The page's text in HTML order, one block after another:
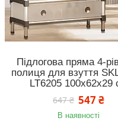
Підлогова пряма 4-
полиця для взуття
LT6205 100х62х29
647 ₴ 547 ₴
В наявності